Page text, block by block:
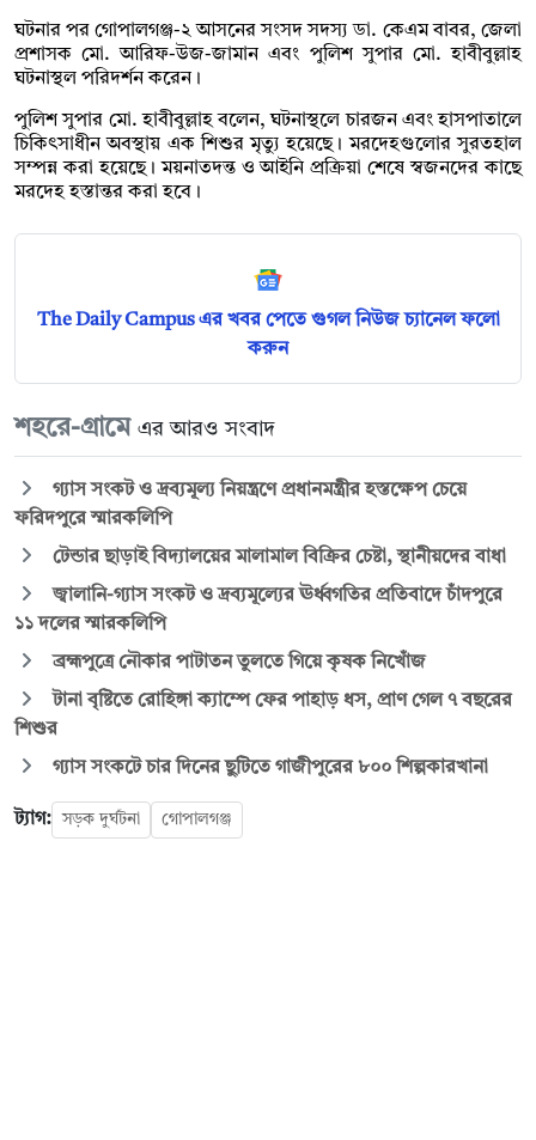
ঘটনার পর গোপালগঞ্জ-২ আসনের সংসদ সদস্য ডা. কেএম বাবর, জেলা
প্রশাসক মো. আরিফ-উজ-জামান এবং পুলিশ সুপার মো. হাবীবুল্লাহ
ঘটনাস্থল পরিদর্শন করেন।
পুলিশ সুপার মো. হাবীবুল্লাহ বলেন, ঘটনাস্থলে চারজন এবং হাসপাতালে
চিকিৎসাধীন অবস্থায় এক শিশুর মৃত্যু হয়েছে। মরদেহগুলোর সুরতহাল
সম্পন্ন করা হয়েছে। ময়নাতদন্ত ও আইনি প্রক্রিয়া শেষে স্বজনদের কাছে
মরদেহ হস্তান্তর করা হবে।
The Daily Campus এর খবর পেতে গুগল নিউজ চ্যানেল ফলো
করুন
শহরে-গ্রামে এর আরও সংবাদ
গ্যাস সংকট ও দ্রব্যমূল্য নিয়ন্ত্রণে প্রধানমন্ত্রীর হস্তক্ষেপ চেয়ে
ফরিদপুরে স্মারকলিপি
টেন্ডার ছাড়াই বিদ্যালয়ের মালামাল বিক্রির চেষ্টা, স্থানীয়দের বাধা
জ্বালানি-গ্যাস সংকট ও দ্রব্যমূল্যের ঊর্ধ্বগতির প্রতিবাদে চাঁদপুরে
১১ দলের স্মারকলিপি
ব্রহ্মপুত্রে নৌকার পাটাতন তুলতে গিয়ে কৃষক নিখোঁজ
টানা বৃষ্টিতে রোহিঙ্গা ক্যাম্পে ফের পাহাড় ধস, প্রাণ গেল ৭ বছরের
শিশুর
গ্যাস সংকটে চার দিনের ছুটিতে গাজীপুরের ৮০০ শিল্পকারখানা
ট্যাগ: সড়ক দুর্ঘটনা গোপালগঞ্জ